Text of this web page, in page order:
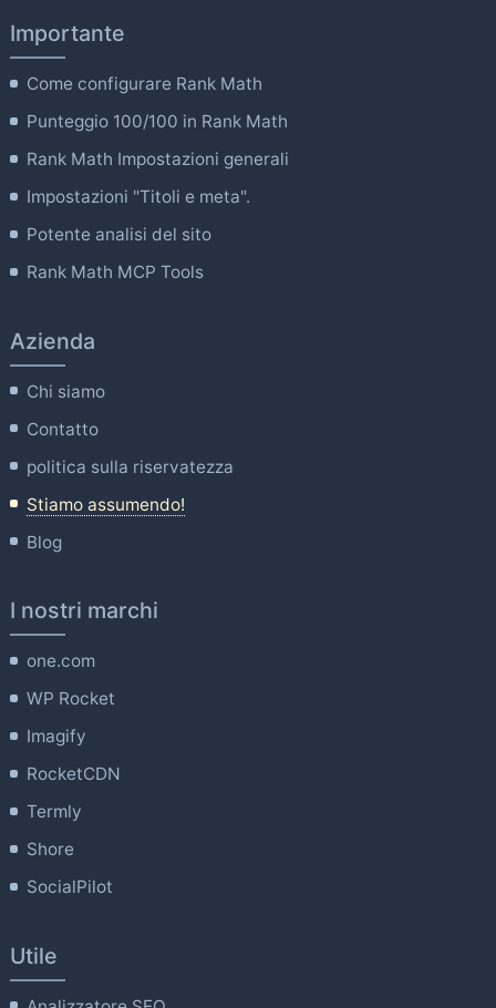
Importante
Come configurare Rank Math
Punteggio 100/100 in Rank Math
Rank Math Impostazioni generali
Impostazioni "Titoli e meta".
Potente analisi del sito
Rank Math MCP Tools
Azienda
Chi siamo
Contatto
politica sulla riservatezza
Stiamo assumendo!
Blog
I nostri marchi
one.com
WP Rocket
Imagify
RocketCDN
Termly
Shore
SocialPilot
Utile